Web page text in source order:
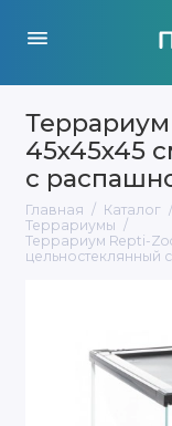
45x45x45
с
Главная Каталог
Террариумы
Террариум Repti-
цельностеклянный